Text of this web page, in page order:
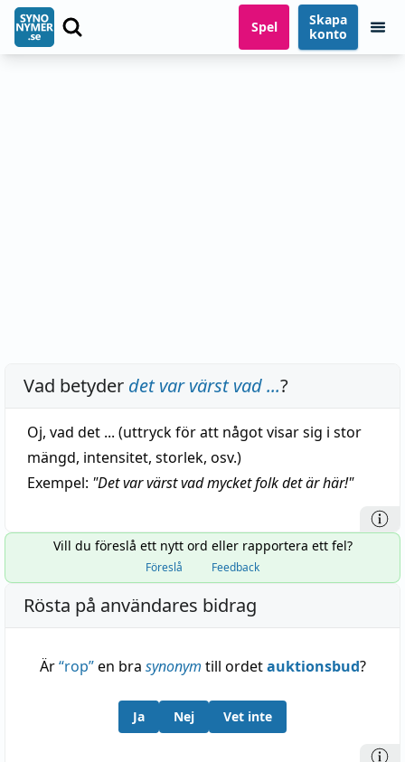
Spel
Skapa
konto
Vad betyder det var värst vad ...?
Oj, vad det ... (uttryck för att något visar sig i stor
mängd, intensitet, storlek, osv.)
Exempel: "Det var värst vad mycket folk det är här!"
Vill du föreslå ett nytt ord eller rapportera ett fel?
Föreslå Feedback
Rösta på användares bidrag
Är“rop”en bra synonym till ordetauktionsbud?
Ja Nej Vet inte